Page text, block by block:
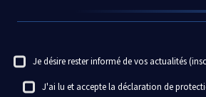
Je désire rester informé de vos actualités
J'ai lu et accepte la déclaration de